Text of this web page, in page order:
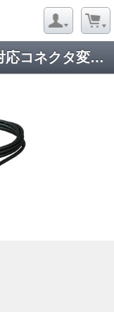
三菱表示器GT1030、GT1020対応コネクタ変換ケーブル D2CAB-OD-A